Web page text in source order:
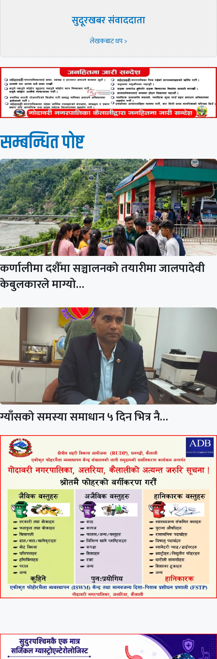
सुदूरखबर संवाददाता
लेखकबाट थप >
सम्बन्धित पाेष्ट
कर्णालीमा दशैँमा सञ्चालनको तयारीमा जालपादेवी
केबुलकारले माग्यो…
ग्याँसको समस्या समाधान ५ दिन भित्र नै…